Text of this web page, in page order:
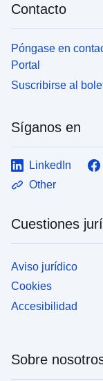
Contacto
Póngase en
Portal
Suscribirse al
Síganos en
LinkedIn
Other
Cuestiones
Aviso jurídico
Cookies
Accesibilidad
Sobre